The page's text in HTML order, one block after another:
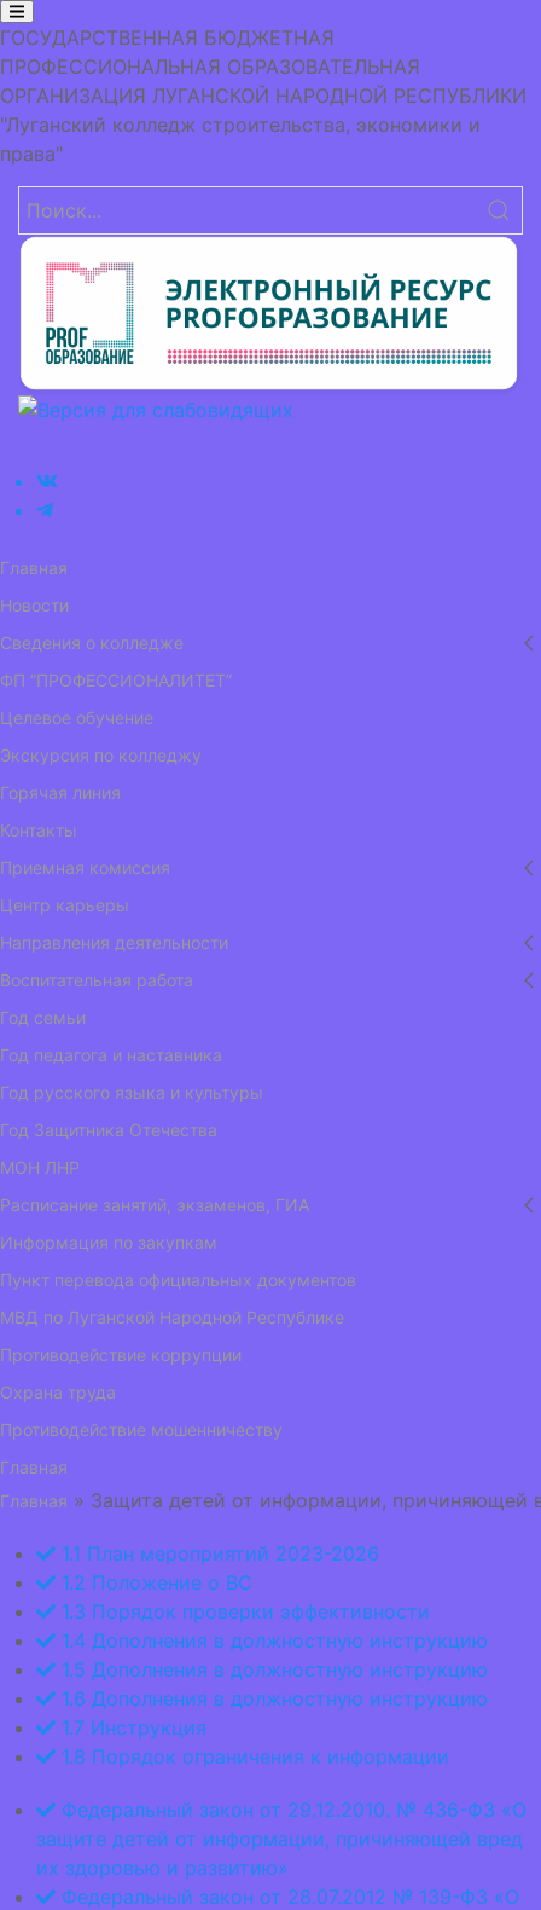
ГОСУДАРСТВЕННАЯ БЮДЖЕТНАЯ
ПРОФЕССИОНАЛЬНАЯ ОБРАЗОВАТЕЛЬНАЯ
ОРГАНИЗАЦИЯ ЛУГАНСКОЙ НАРОДНОЙ РЕСПУБЛИКИ
"Луганский колледж строительства, экономики и
права"
Главная
Новости
Сведения о колледже
ФП “ПРОФЕССИОНАЛИТЕТ”
Целевое обучение
Экскурсия по колледжу
Горячая линия
Контакты
Приемная комиссия
Центр карьеры
Направления деятельности
Воспитательная работа
Год семьи
Год педагога и наставника
Год русского языка и культуры
Год Защитника Отечества
МОН ЛНР
Расписание занятий, экзаменов, ГИА
Информация по закупкам
Пункт перевода официальных документов
МВД по Луганской Народной Республике
Противодействие коррупции
Охрана труда
Противодействие мошенничеству
Главная
Главная » Защита детей от информации, причиняющей
1.1 План мероприятий 2023-2026
1.2 Положение о ВС
1.3 Порядок проверки эффективности
1.4 Дополнения в должностную инструкцию
1.5 Дополнения в должностную инструкцию
1.6 Дополнения в должностную инструкцию
1.7 Инструкция
1.8 Порядок ограничения к информации
Федеральный закон от 29.12.2010. № 436-ФЗ «О
защите детей от информации, причиняющей вред
их здоровью и развитию»
Федеральный закон от 28.07.2012 № 139-ФЗ «О